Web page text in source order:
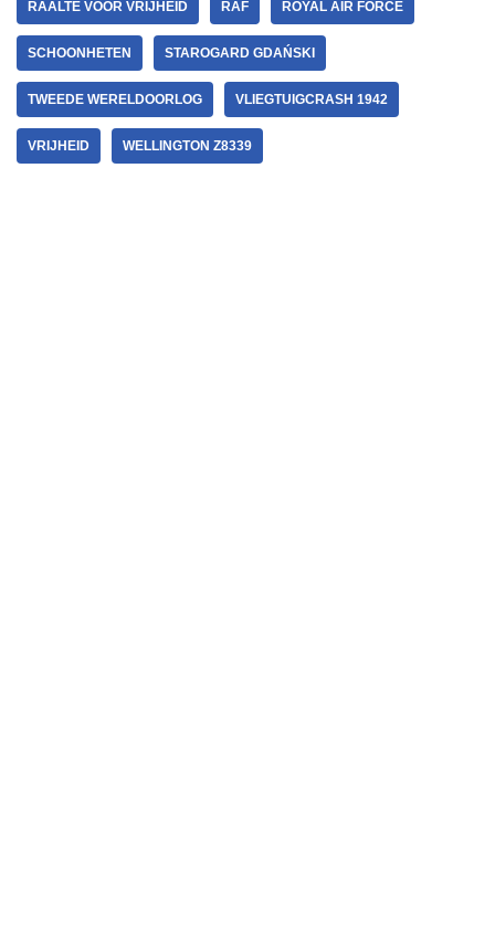
RAALTE VOOR VRIJHEID RAF ROYAL AIR FORCE
SCHOONHETEN STAROGARD GDAŃSKI
TWEEDE WERELDOORLOG VLIEGTUIGCRASH 1942
VRIJHEID WELLINGTON Z8339